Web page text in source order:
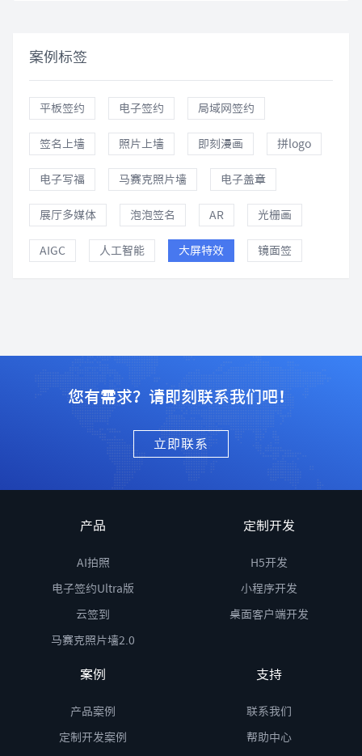
案例标签
平板签约 电子签约 局域网签约
签名上墙 照片上墙 即刻漫画 拼logo
电子写福 马赛克照片墙 电子盖章
展厅多媒体 泡泡签名 AR 光栅画
AIGC 人工智能 大屏特效 镜面签
您有需求？请即刻联系我们吧！
立即联系
产品
AI拍照
电子签约Ultra版
云签到
马赛克照片墙2.0
定制开发
H5开发
小程序开发
桌面客户端开发
案例
产品案例
定制开发案例
支持
联系我们
帮助中心